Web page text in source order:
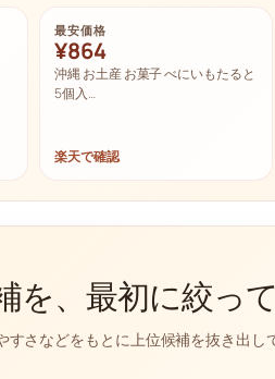
最安価格
¥864
沖縄 お土産 お菓子 べにいもたると
5個入…
楽天で確認
を、最初に絞っ
すさなどをもとに上位候補を抜き出